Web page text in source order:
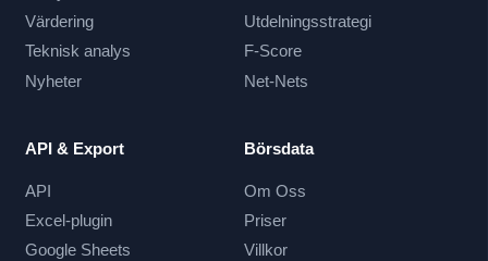
Värdering
Teknisk analys
Nyheter
Utdelningsstrategi
F-Score
Net-Nets
API & Export
API
Excel-plugin
Google Sheets
Börsdata
Om Oss
Priser
Villkor